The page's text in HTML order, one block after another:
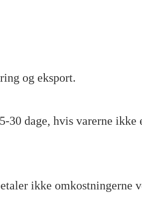
og eksport.
30 dage, hvis varerne
ikke omkostningerne